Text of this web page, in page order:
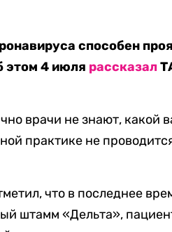
способен
этом 4 июля рассказал
врачи не знают, какой
практике не
что в последнее
штамм «Дельта»,